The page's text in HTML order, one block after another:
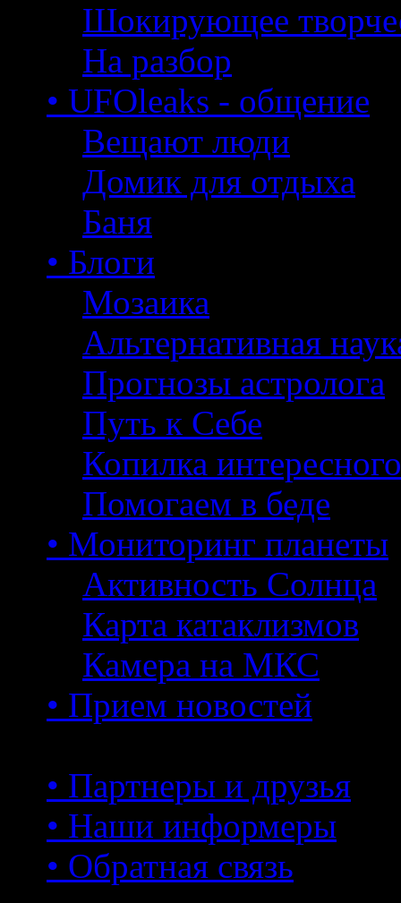
Шокирующее
На разбор
• UFOleaks - общение
Вещают люди
Домик для отдыха
Баня
• Блоги
Мозаика
Альтернативная
Прогнозы астролога
Путь к Себе
Копилка интересного
Помогаем в беде
• Мониторинг планеты
Активность Солнца
Карта катаклизмов
Камера на МКС
• Прием новостей
• Партнеры и друзья
• Наши информеры
• Обратная связь